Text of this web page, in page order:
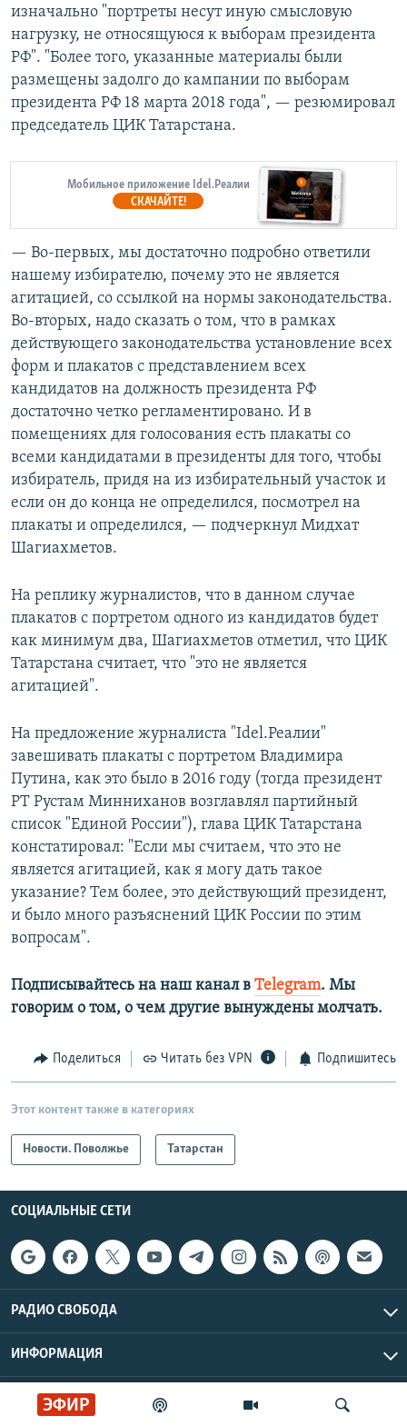
ЭФИР
изначально "портреты несут иную смысловую
нагрузку, не относящуюся к выборам президента
РФ". "Более того, указанные материалы были
размещены задолго до кампании по выборам
президента РФ 18 марта 2018 года", — резюмировал
председатель ЦИК Татарстана.
Мобильное приложение Idel.Реалии
СКАЧАЙТЕ!
— Во-первых, мы достаточно подробно ответили
нашему избирателю, почему это не является
агитацией, со ссылкой на нормы законодательства.
Во-вторых, надо сказать о том, что в рамках
действующего законодательства установление всех
форм и плакатов с представлением всех
кандидатов на должность президента РФ
достаточно четко регламентировано. И в
помещениях для голосования есть плакаты со
всеми кандидатами в президенты для того, чтобы
избиратель, придя на из избирательный участок и
если он до конца не определился, посмотрел на
плакаты и определился, — подчеркнул Мидхат
Шагиахметов.
На реплику журналистов, что в данном случае
плакатов с портретом одного из кандидатов будет
как минимум два, Шагиахметов отметил, что ЦИК
Татарстана считает, что "это не является
агитацией".
На предложение журналиста "Idel.Реалии"
завешивать плакаты с портретом Владимира
Путина, как это было в 2016 году (тогда президент
РТ Рустам Минниханов возглавлял партийный
список "Единой России"), глава ЦИК Татарстана
констатировал: "Если мы считаем, что это не
является агитацией, как я могу дать такое
указание? Тем более, это действующий президент,
и было много разъяснений ЦИК России по этим
вопросам".
Подписывайтесь на наш канал в Telegram. Мы
говорим о том, о чем другие вынуждены молчать.
Поделиться Читать без VPN Подпишитесь
Этот контент также в категориях
Новости. Поволжье Татарстан
СОЦИАЛЬНЫЕ СЕТИ
РАДИО СВОБОДА
ИНФОРМАЦИЯ
Радио Свобода © 2026 RFE/RL, Inc. | Все права защищены.